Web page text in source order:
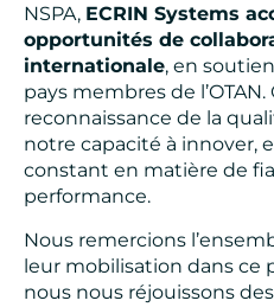
NSPA, ECRIN Systems
opportunités de
internationale, en
pays membres de
reconnaissance de la
notre capacité à innover,
constant en matière de
performance.
Nous remercions
leur mobilisation dans ce
nous nous réjouissons